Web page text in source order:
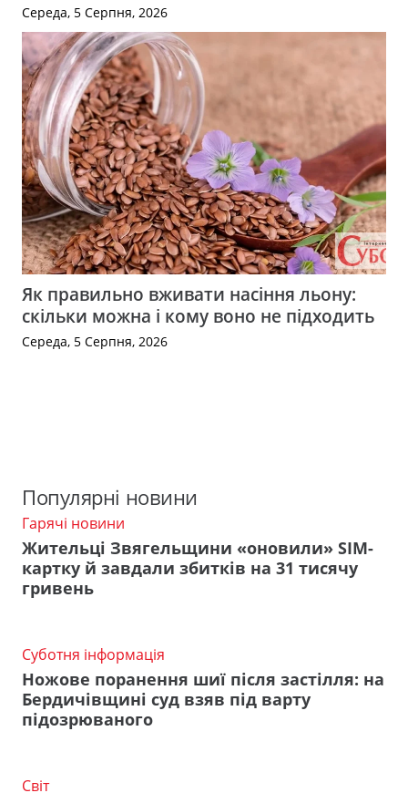
Середа, 5 Серпня, 2026
Як правильно вживати насіння льону:
скільки можна і кому воно не підходить
Середа, 5 Серпня, 2026
Популярні новини
Гарячі новини
Жительці Звягельщини «оновили» SIM-
картку й завдали збитків на 31 тисячу
гривень
Суботня інформація
Ножове поранення шиї після застілля: на
Бердичівщині суд взяв під варту
підозрюваного
Світ